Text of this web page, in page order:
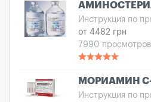
Инструкция по
от 4482 грн
7990 просмотров
МОРИАМИН С-
Инструкция по